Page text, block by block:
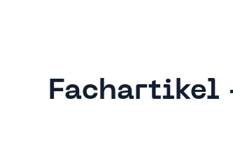
Fachartikel